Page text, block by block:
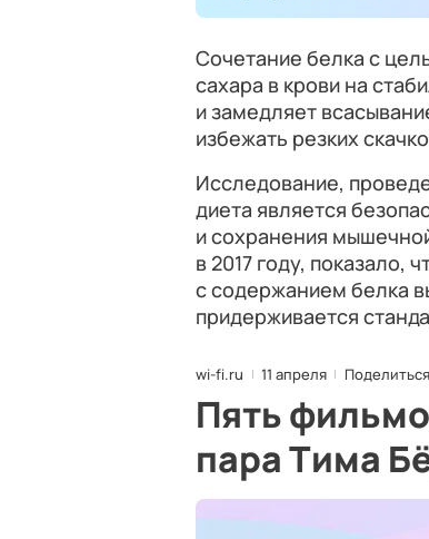
Сочетание белка с
сахара в крови на
и замедляет
избежать резких
Исследование,
диета является
и сохранения
в 2017 году,
с содержанием белка
придерживается
wi-fi.ru 11 апреля Поделиться
Пять
пара Тима